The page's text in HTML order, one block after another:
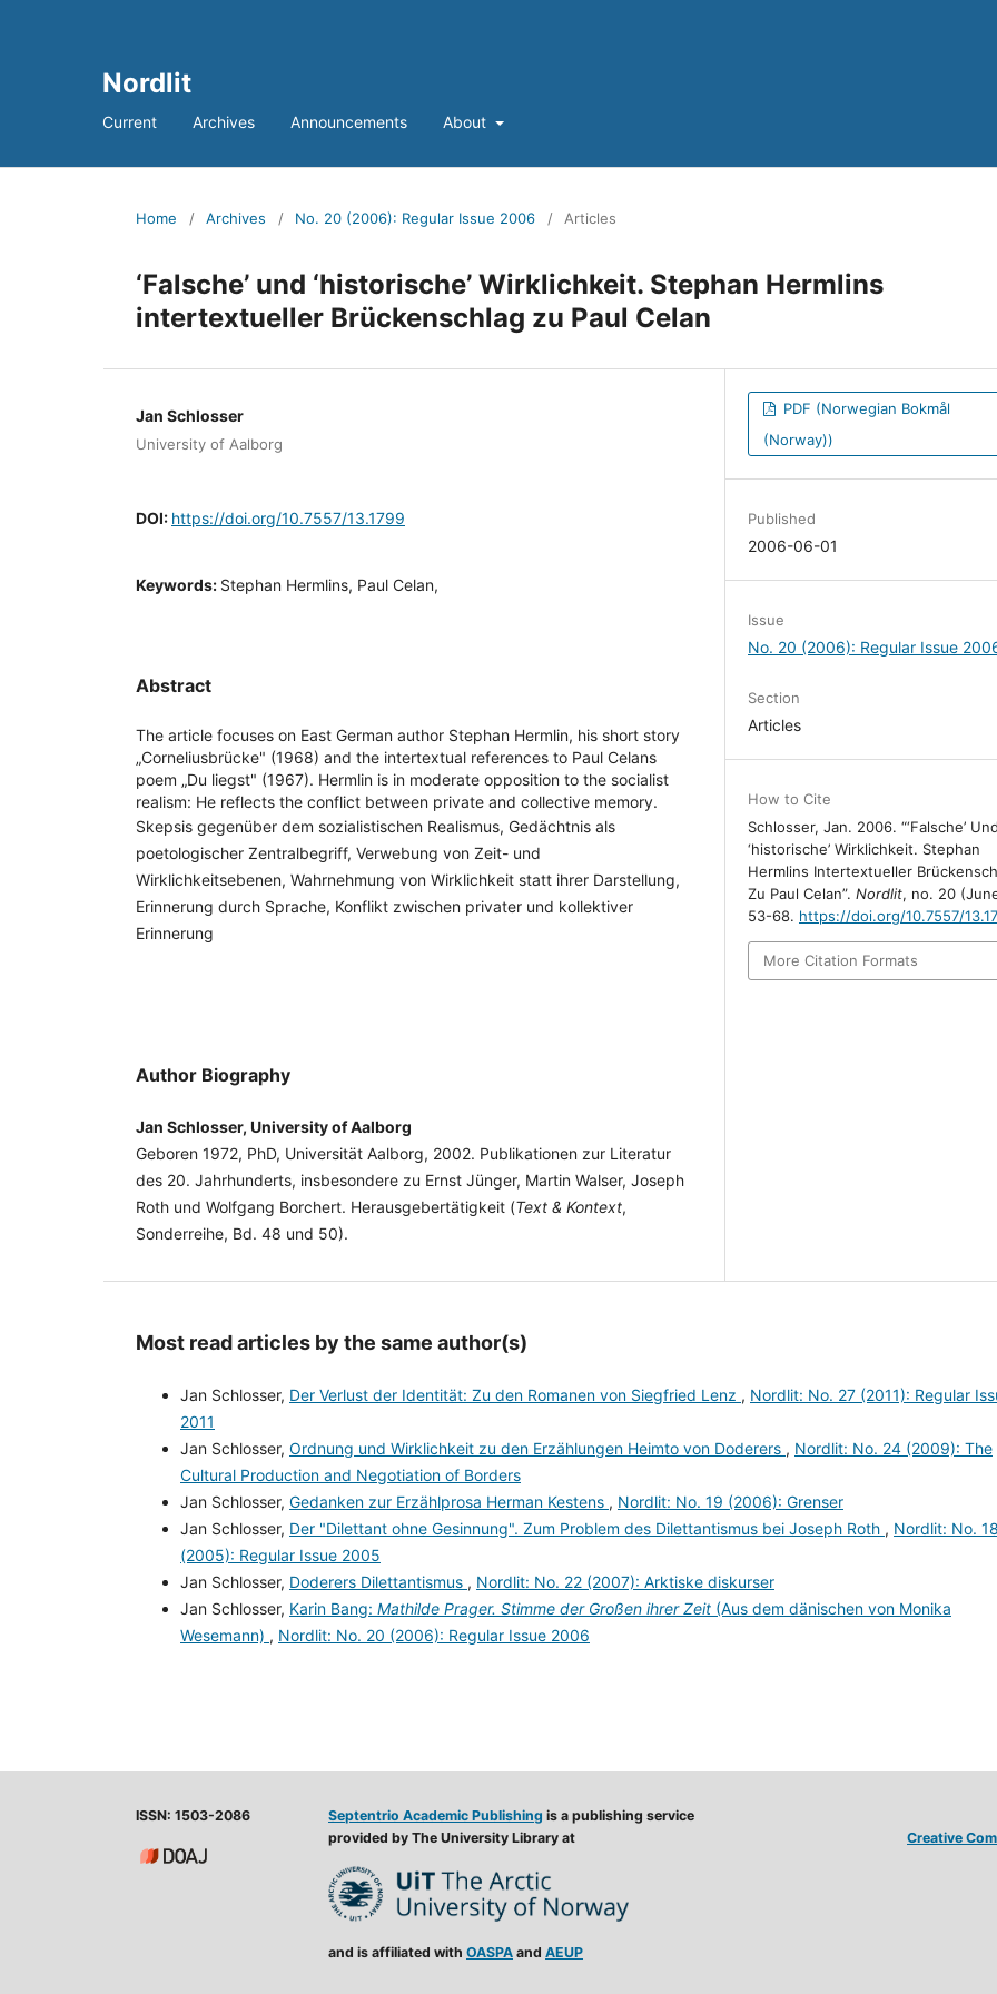
Nordlit
Current Archives Announcements About
Home / Archives / No. 20 (2006): Regular Issue 2006 / Articles
‘Falsche’ und ‘historische’ Wirklichkeit. Stephan Hermlins
intertextueller Brückenschlag zu Paul Celan
Jan Schlosser
University of Aalborg
DOI: https://doi.org/10.7557/13.1799
Keywords: Stephan Hermlins, Paul Celan,
Abstract
The article focuses on East German author Stephan Hermlin, his short story
„Corneliusbrücke" (1968) and the intertextual references to Paul Celans
poem „Du liegst" (1967). Hermlin is in moderate opposition to the socialist
realism: He reflects the conflict between private and collective memory.
Skepsis gegenüber dem sozialistischen Realismus, Gedächtnis als
poetologischer Zentralbegriff, Verwebung von Zeit- und
Wirklichkeitsebenen, Wahrnehmung von Wirklichkeit statt ihrer Darstellung,
Erinnerung durch Sprache, Konflikt zwischen privater und kollektiver
Erinnerung
Author Biography
Jan Schlosser, University of Aalborg
Geboren 1972, PhD, Universität Aalborg, 2002. Publikationen zur Literatur
des 20. Jahrhunderts, insbesondere zu Ernst Jünger, Martin Walser, Joseph
Roth und Wolfgang Borchert. Herausgebertätigkeit (Text & Kontext,
Sonderreihe, Bd. 48 und 50).
PDF (Norwegian Bokmål
(Norway))
Published
2006-06-01
Issue
No. 20 (2006): Regular Issue
Section
Articles
How to Cite
Schlosser, Jan. 2006. “‘Falsche’ Und
‘historische’ Wirklichkeit. Stephan
Hermlins Intertextueller
Zu Paul Celan”.Nordlit, no. 20
53-68. https://doi.org/10.7557/
More Citation Formats
Most read articles by the same author(s)
Jan Schlosser, Der Verlust der Identität: Zu den Romanen von Siegfried Lenz , Nordlit: No. 27 (2011): Regular
2011
Jan Schlosser, Ordnung und Wirklichkeit zu den Erzählungen Heimto von Doderers , Nordlit: No. 24 (2009): The
Cultural Production and Negotiation of Borders
Jan Schlosser, Gedanken zur Erzählprosa Herman Kestens , Nordlit: No. 19 (2006): Grenser
Jan Schlosser, Der "Dilettant ohne Gesinnung". Zum Problem des Dilettantismus bei Joseph Roth , Nordlit: No. 18
(2005): Regular Issue 2005
Jan Schlosser, Doderers Dilettantismus , Nordlit: No. 22 (2007): Arktiske diskurser
Jan Schlosser, Karin Bang: Mathilde Prager. Stimme der Großen ihrer Zeit (Aus dem dänischen von Monika
Wesemann) , Nordlit: No. 20 (2006): Regular Issue 2006
ISSN: 1503-2086 Septentrio Academic Publishing is a publishing service
provided by The University Library at
and is affiliated with OASPA and AEUP
Creative